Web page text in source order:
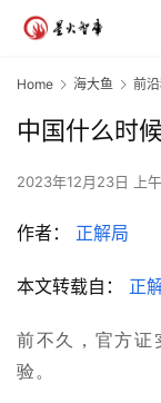
Home 海大鱼 前
中国什么时
2023年12月23日 上
作者： 正解局
本文转载自： 正
前不久，官方证
验。